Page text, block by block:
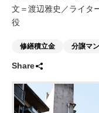
文＝渡辺雅史／ライタ
役
修繕積立金 分譲マ
Share